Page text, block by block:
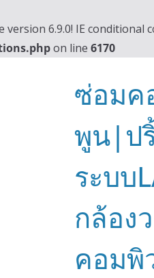
version 6.9.0! IE
on line 6170
ซ่อมค
พูน|ป
ระบบ
กล้อง
คอมพิ